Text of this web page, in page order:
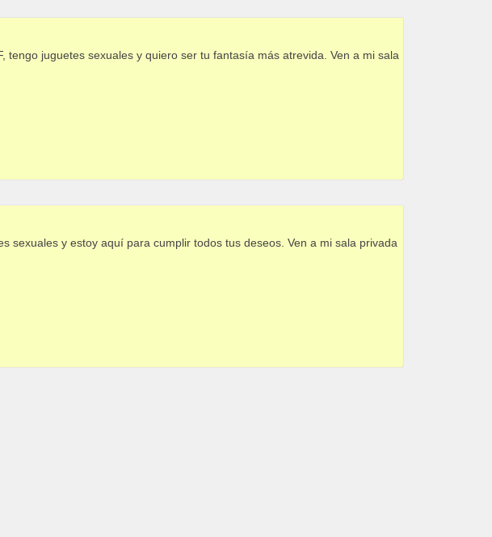
tengo juguetes sexuales y quiero ser tu fantasía más atrevida. Ven a mi sala
sexuales y estoy aquí para cumplir todos tus deseos. Ven a mi sala privada